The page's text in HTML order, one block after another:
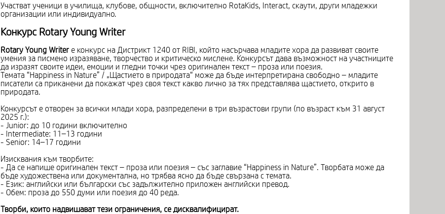
Участват ученици в училища, клубове, общности, включително RotaKids, Interact, скаути, други младежки
организации или индивидуално.
Конкурс Rotary Young Writer
Rotary Young Writer е конкурс на Дистрикт 1240 от RIBI, който насърчава младите хора да развиват своите
умения за писмено изразяване, творчество и критическо мислене. Конкурсът дава възможност на участниците
да изразят своите идеи, емоции и гледни точки чрез оригинален текст – проза или поезия.
Темата “Happiness in Nature” / „Щастието в природата“ може да бъде интерпретирана свободно – младите
писатели са приканени да покажат чрез своя текст какво лично за тях представлява щастието, открито в
природата.
Конкурсът е отворен за всички млади хора, разпределени в три възрастови групи (по възраст към 31 август
2025 г.):
- Junior: до 10 години включително
- Intermediate: 11–13 години
- Senior: 14–17 години
Изисквания към творбите:
- Да се напише оригинален текст – проза или поезия – със заглавие “Happiness in Nature”. Творбата може да
бъде художествена или документална, но трябва ясно да бъде свързана с темата.
- Език: английски или български със задължително приложен английски превод.
- Обем: проза до 550 думи или поезия до 40 реда.
Творби, които надвишават тези ограничения, се дисквалифицират.